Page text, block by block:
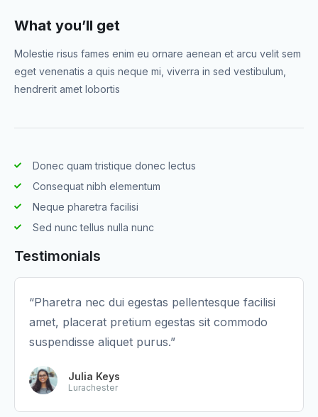
What you’ll get
Molestie risus fames enim eu ornare aenean et arcu velit sem
eget venenatis a quis neque mi, viverra in sed vestibulum,
hendrerit amet lobortis
Donec quam tristique donec lectus
Consequat nibh elementum
Neque pharetra facilisi
Sed nunc tellus nulla nunc
Testimonials
“Pharetra nec dui egestas pellentesque facilisi
amet, placerat pretium egestas sit commodo
suspendisse aliquet purus.”
Julia Keys
Lurachester